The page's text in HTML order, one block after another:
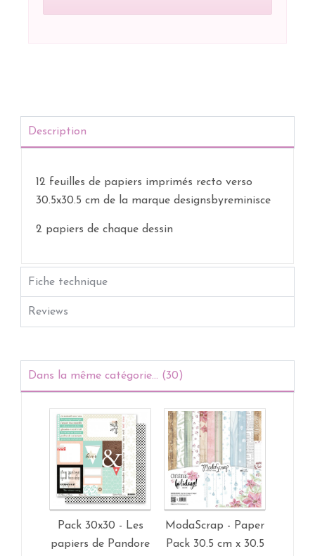
Description
12 feuilles de papiers imprimés recto verso
30.5x30.5 cm de la marque designsbyreminisce
2 papiers de chaque dessin
Fiche technique
Reviews
Dans la même catégorie... (30)
Pack 30x30 - Les
papiers de Pandore
ModaScrap - Paper
Pack 30.5 cm x 30.5